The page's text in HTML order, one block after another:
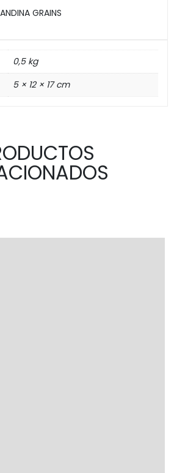
GRAINS
0,5 kg
5 × 12 × 17 cm